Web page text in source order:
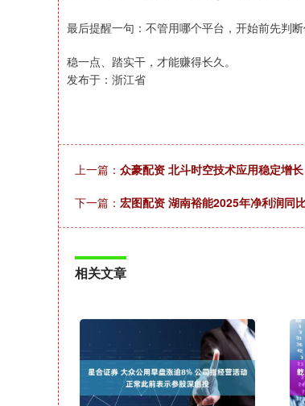
最后提醒一句：不管用哪个平台，开始前先判
稳一点、踏实干，才能赚得长久。
发布于：浙江省
上一篇： 众豪配资 北斗时空技术应用稳定增长
下一篇： 宏图配资 湖南裕能2025年净利润同
相关文章